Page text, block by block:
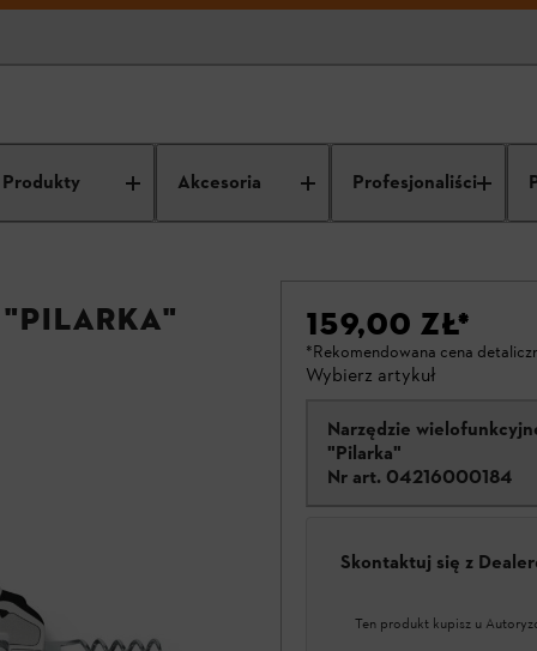
Produkty Akcesoria Profesjonaliści
159,00 ZŁ*
*Rekomendowana cena
Wybierz artykuł
Narzędzie
"Pilarka"
Nr art. 04216000184
Skontaktuj się z
Ten produkt kupisz u